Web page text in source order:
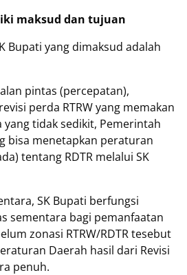
maksud dan tujuan
Bupati yang dimaksud adalah
pintas (percepatan),
perda RTRW yang memakan
yang tidak sedikit, Pemerintah
bisa menetapkan peraturan
tentang RDTR melalui SK
SK Bupati berfungsi
sementara bagi pemanfaatan
zonasi RTRW/RDTR tesebut
Daerah hasil dari Revisi
penuh.